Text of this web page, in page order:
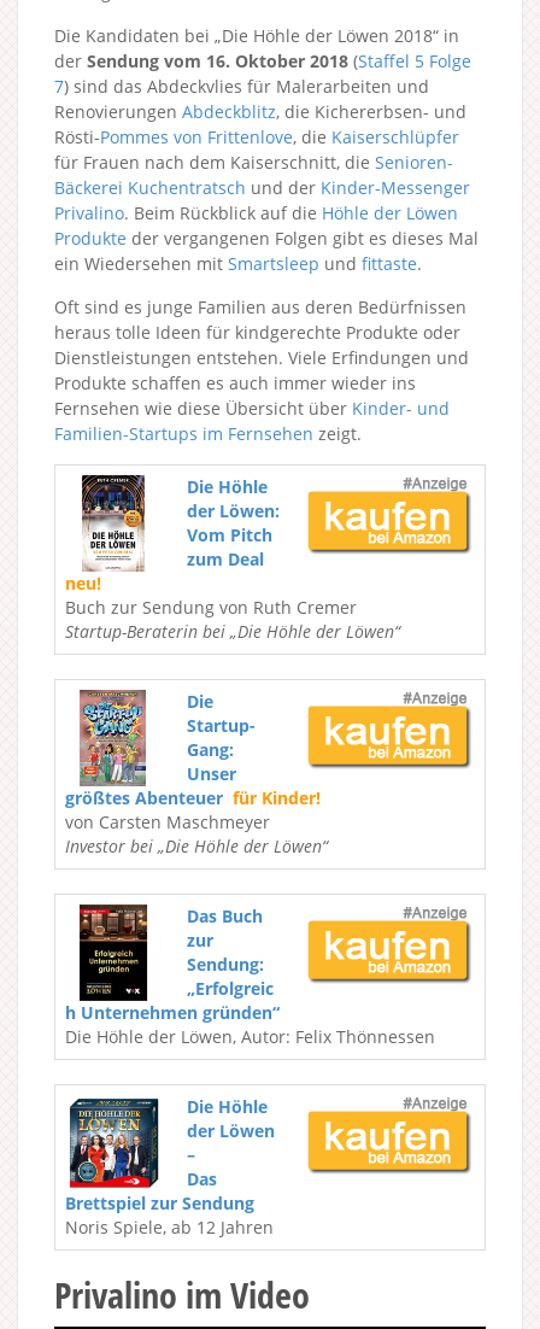
Die Kandidaten bei „Die Höhle der Löwen 2018“ in
der Sendung vom 16. Oktober 2018 (Staffel 5 Folge
7) sind das Abdeckvlies für Malerarbeiten und
Renovierungen Abdeckblitz, die Kichererbsen- und
Rösti-Pommes von Frittenlove, die Kaiserschlüpfer
für Frauen nach dem Kaiserschnitt, die Senioren-
Bäckerei Kuchentratsch und der Kinder-Messenger
Privalino. Beim Rückblick auf die Höhle der Löwen
Produkte der vergangenen Folgen gibt es dieses Mal
ein Wiedersehen mit Smartsleep und fittaste.
Oft sind es junge Familien aus deren Bedürfnissen
heraus tolle Ideen für kindgerechte Produkte oder
Dienstleistungen entstehen. Viele Erfindungen und
Produkte schaffen es auch immer wieder ins
Fernsehen wie diese Übersicht über Kinder- und
Familien-Startups im Fernsehen zeigt.
Die Höhle
der Löwen:
Vom Pitch
zum Deal
neu!
Buch zur Sendung von Ruth Cremer
Startup-Beraterin bei „Die Höhle der Löwen“
Die
Startup-
Gang:
Unser
größtes Abenteuer für Kinder!
von Carsten Maschmeyer
Investor bei „Die Höhle der Löwen“
Das Buch
zur
Sendung:
„Erfolgreic
h Unternehmen gründen“
Die Höhle der Löwen, Autor: Felix Thönnessen
Die Höhle
der Löwen
–
Das
Brettspiel zur Sendung
Noris Spiele, ab 12 Jahren
Privalino im Video